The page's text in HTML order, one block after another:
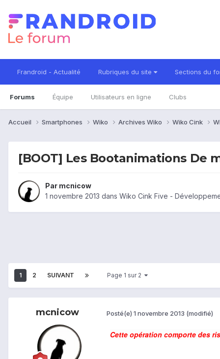
Frandroid - Actualité Rubriques du site Sections du
Forums Équipe Utilisateurs en ligne Clubs
Accueil Smartphones Wiko Archives Wiko Wiko Cink
[BOOT] Les Bootanimations De
Par mcnicow
1 novembre 2013 dans Wiko Cink Five -
1 2 SUIVANT Page 1 sur 2
mcnicow Posté(e) 1 novembre 2013 (modifié)
Cette opération comporte des